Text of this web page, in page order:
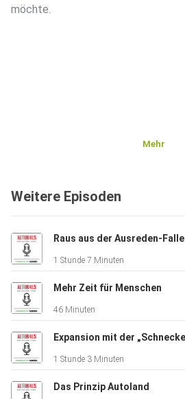
möchte.
Mehr
Weitere Episoden
Raus aus der Ausreden-Falle
1 Stunde 7 Minuten
Mehr Zeit für Menschen
46 Minuten
1 Stunde 3 Minuten
Das Prinzip Autoland